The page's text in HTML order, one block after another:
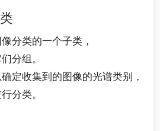
分类的一个子类，
分组。
定收集到的图像的光谱类别，
分类。